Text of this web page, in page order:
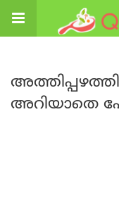
അറിയാതെ